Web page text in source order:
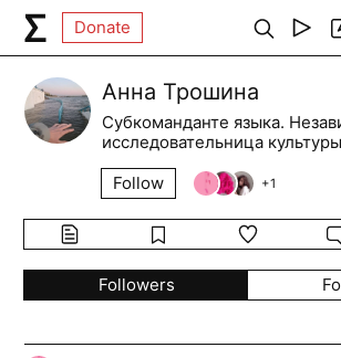
Donate
Анна Трошина
Субкоманданте языка.
исследовательница
Follow
+1
Followers